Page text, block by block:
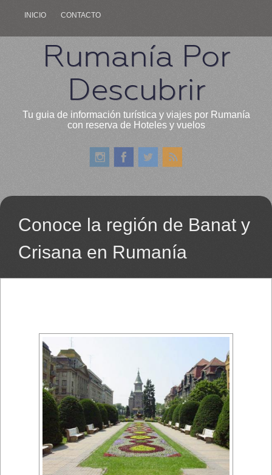
INICIO CONTACTO
Rumanía Por
Descubrir
Tu guia de información turística y viajes por Rumanía
con reserva de Hoteles y vuelos
Conoce la región de Banat y
Crisana en Rumanía